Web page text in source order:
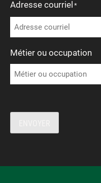
Adresse courriel *
Métier ou occupation